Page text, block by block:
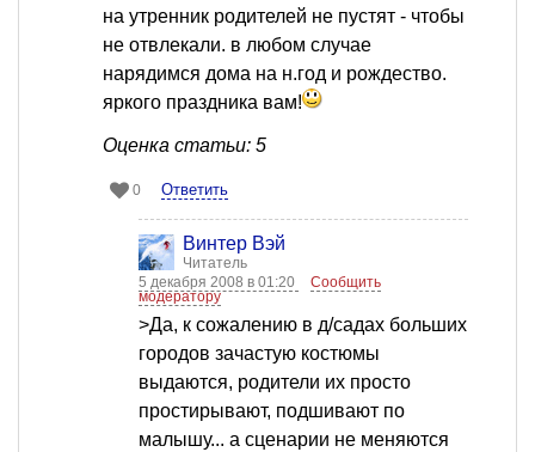
на утренник родителей не пустят - чтобы
не отвлекали. в любом случае
нарядимся дома на н.год и рождество.
яркого праздника вам!
Оценка статьи: 5
0 Ответить
Винтер Вэй
Читатель
5 декабря 2008 в 01:20
Сообщить
модератору
>Да, к сожалению в д/садах больших
городов зачастую костюмы
выдаются, родители их просто
простирывают, подшивают по
малышу... а сценарии не меняются